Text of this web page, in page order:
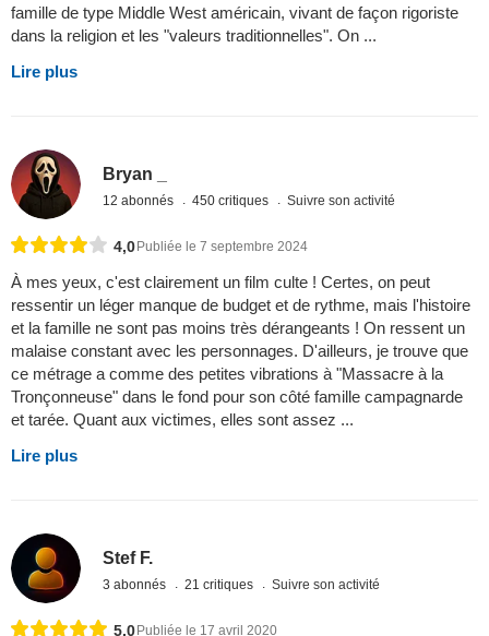
famille de type Middle West américain, vivant de façon rigoriste
dans la religion et les "valeurs traditionnelles". On ...
Lire plus
Bryan _
12 abonnés 450 critiques Suivre son activité
4,0Publiée le 7 septembre 2024
À mes yeux, c'est clairement un film culte ! Certes, on peut
ressentir un léger manque de budget et de rythme, mais l'histoire
et la famille ne sont pas moins très dérangeants ! On ressent un
malaise constant avec les personnages. D'ailleurs, je trouve que
ce métrage a comme des petites vibrations à "Massacre à la
Tronçonneuse" dans le fond pour son côté famille campagnarde
et tarée. Quant aux victimes, elles sont assez ...
Lire plus
Stef F.
3 abonnés 21 critiques Suivre son activité
5,0 Publiée le 17 avril 2020